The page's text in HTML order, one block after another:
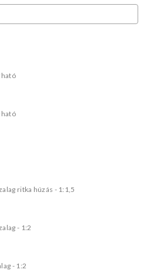
ritka húzás - 1:1,5
- 1:2
- 1:2